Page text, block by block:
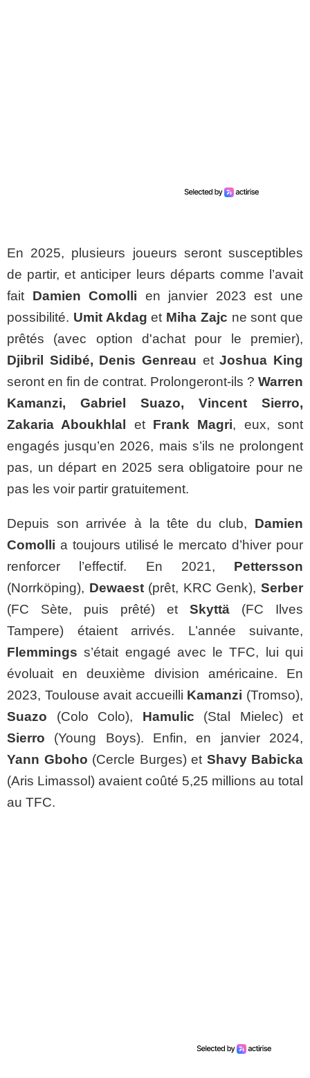
En 2025, plusieurs joueurs seront susceptibles
de partir, et anticiper leurs départs comme l’avait
fait Damien Comolli en janvier 2023 est une
possibilité. Umit Akdag et Miha Zajc ne sont que
prêtés (avec option d'achat pour le premier),
Djibril Sidibé, Denis Genreau etJoshua King
seront en fin de contrat. Prolongeront-ils ? Warren
Kamanzi, Gabriel Suazo, Vincent Sierro,
Zakaria Aboukhlal
et Frank Magri, eux, sont
engagés jusqu’en 2026, mais s’ils ne prolongent
pas, un départ en 2025 sera obligatoire pour ne
pas les voir partir gratuitement.
Depuis son arrivée à la tête du club, Damien
Comolli a toujours utilisé le mercato d’hiver pour
renforcer l’effectif. En 2021, Pettersson
(Norrköping), Dewaest(prêt, KRC Genk),Serber
(FC Sète, puis prêté) et Skyttä (FC Ilves
Tampere) étaient arrivés. L’année suivante,
Flemmings s’était engagé avec le TFC, lui qui
évoluait en deuxième division américaine. En
2023, Toulouse avait accueilli Kamanzi (Tromso),
Suazo (Colo Colo), Hamulic (Stal Mielec) et
Sierro (Young Boys). Enfin, en janvier 2024,
Yann Gboho (Cercle Burges) et Shavy Babicka
(Aris Limassol) avaient coûté 5,25 millions au total
au TFC.